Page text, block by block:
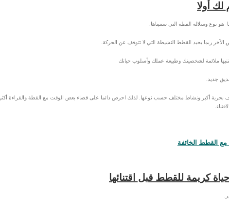
لك أولا
نوع وسلالة القطة التي ستتبناها.
ربما يحبذ القطط النشيطة التي لا تتوقف عن الحركة.
ملائمة لشخصيتك وطبيعة عملك وأسلوب حياتك
جديد.
بحرية أكبر ونشاط مختلف حسب نوعها. لذلك احرص دائما على قضاء بعض الوقت مع القطة والقراءة أكثر
القطط الخائفة
كريمة للقطط قبل اقتنائها